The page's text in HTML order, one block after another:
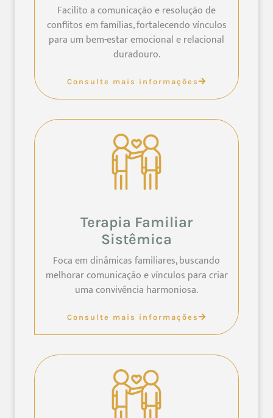
Facilito a comunicação e resolução de
conflitos em famílias, fortalecendo vínculos
para um bem-estar emocional e relacional
duradouro.
Consulte mais informações
Terapia Familiar
Sistêmica
Foca em dinâmicas familiares, buscando
melhorar comunicação e vínculos para criar
uma convivência harmoniosa.
Consulte mais informações